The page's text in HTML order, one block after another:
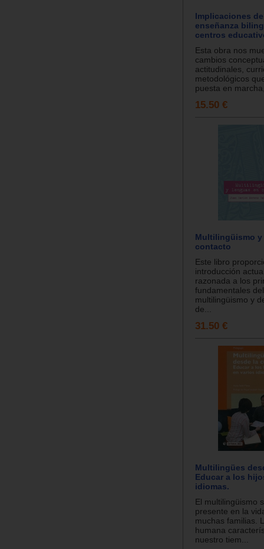
Implicaciones
enseñanza
centros
Esta obra nos
cambios
actitudinales,
metodológicos
puesta en
15.50 €
Multilingüismo y
contacto
Este libro
introducción
razonada a los
fundamentales del
multilingüismo y
de...
31.50 €
Multilingües
Educar a los
idiomas.
El multilingüismo
presente en la
muchas familias.
humana
nuestro tiem...